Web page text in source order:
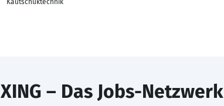
Kautschuktechnik
XING – Das Jobs-Netzwerk